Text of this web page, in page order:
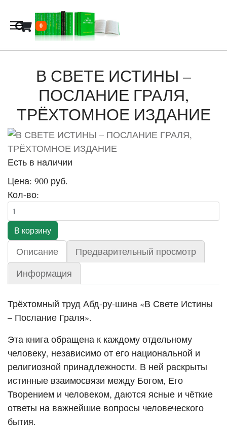
0В корзину
В СВЕТЕ ИСТИНЫ –
ПОСЛАНИЕ ГРАЛЯ,
ТРЁХТОМНОЕ ИЗДАНИЕ
Есть в наличии
Цена: 900 руб.
Кол-во:
Описание
Предварительный просмотр
Информация
Трёхтомный труд Абд-ру-шина «В Свете Истины
– Послание Граля».
Эта книга обращена к каждому отдельному
человеку, независимо от его национальной и
религиозной принадлежности. В ней раскрыты
истинные взаимосвязи между Богом, Его
Творением и человеком, даются ясные и чёткие
ответы на важнейшие вопросы человеческого
бытия.